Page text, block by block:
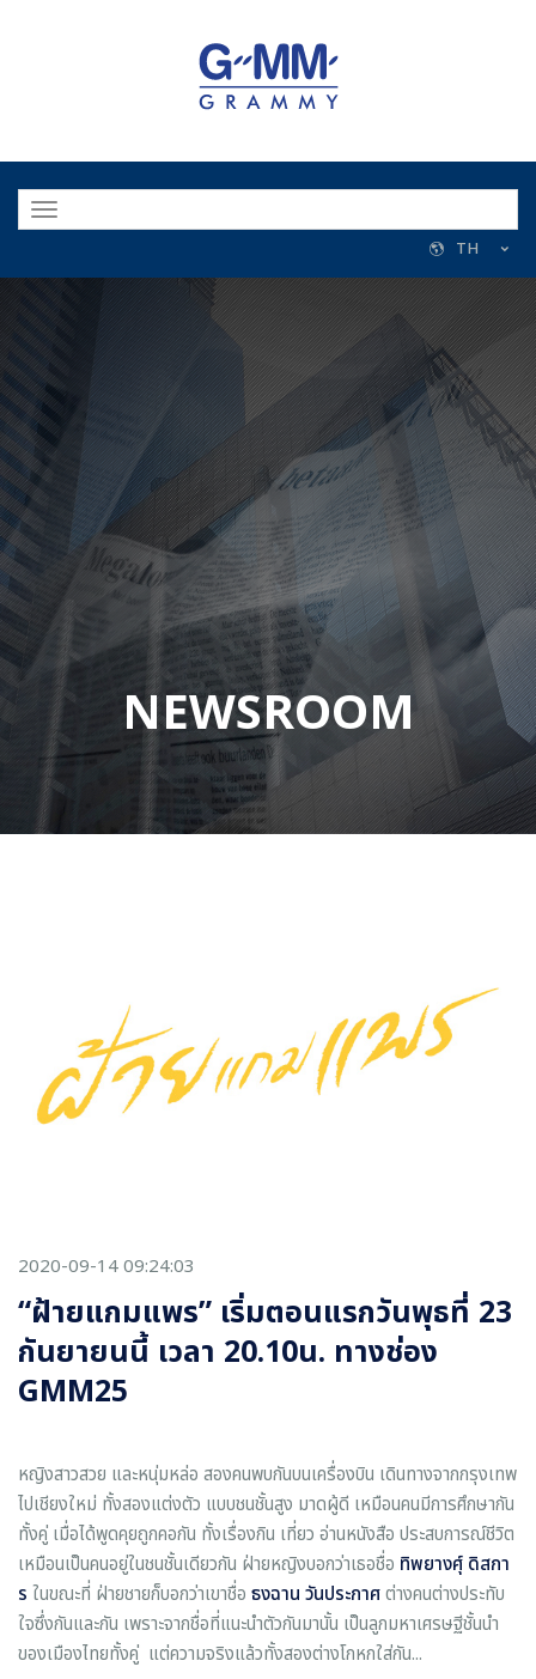
TH
NEWSROOM
2020-09-14 09:24:03
“ฝ้ายแกมแพร” เริ่มตอนแรกวันพุธที่ 23
กันยายนนี้ เวลา 20.10น. ทางช่อง
GMM25
หญิงสาวสวย และหนุ่มหล่อ สองคนพบกันบนเครื่องบิน เดินทางจากกรุงเทพ
ไปเชียงใหม่ ทั้งสองแต่งตัว แบบชนชั้นสูง มาดผู้ดี เหมือนคนมีการศึกษากัน
ทั้งคู่ เมื่อได้พูดคุยถูกคอกัน ทั้งเรื่องกิน เที่ยว อ่านหนังสือ ประสบการณ์ชีวิต
เหมือนเป็นคนอยู่ในชนชั้นเดียวกัน ฝ่ายหญิงบอกว่าเธอชื่อ ทิพยางศุ์ ดิสกา
ร ในขณะที่ ฝ่ายชายก็บอกว่าเขาชื่อ ธงฉาน วันประกาศต่างคนต่างประทับ
ใจซึ่งกันและกัน เพราะจากชื่อที่แนะนำตัวกันมานั้น เป็นลูกมหาเศรษฐีชั้นนำ
ของเมืองไทยทั้งคู่ แต่ความจริงแล้วทั้งสองต่างโกหกใส่กัน...